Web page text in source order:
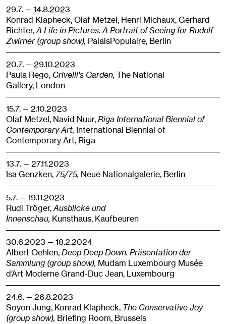
29.7. — 14.8.2023
Konrad Klapheck, Olaf Metzel, Henri Michaux, Gerhard
Richter,A Life in Pictures. A Portrait of Seeing for Rudolf
Zwirner (group show), PalaisPopulaire, Berlin
20.7. — 29.10.2023
Paula Rego, Crivelli's Garden, The National
Gallery, London
15.7. — 2.10.2023
Olaf Metzel, Navid Nuur,Riga International Biennial of
Contemporary Art, International Biennial of
Contemporary Art, Riga
13.7. — 27.11.2023
Isa Genzken, 75/75, Neue Nationalgalerie, Berlin
5.7. — 19.11.2023
Rudi Tröger,Ausblicke und
Innenschau, Kunsthaus, Kaufbeuren
30.6.2023 — 18.2.2024
Albert Oehlen,Deep Deep Down. Präsentation der
Sammlung (group show), Mudam Luxembourg Musée
d’Art Moderne Grand-Duc Jean, Luxembourg
24.6. — 26.8.2023
Soyon Jung, Konrad Klapheck, The Conservative Joy
(group show), Briefing Room, Brussels